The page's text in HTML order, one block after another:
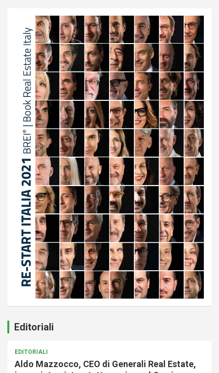
Editoriali
EDITORIALI
Aldo Mazzocco, CEO di Generali Real Estate,